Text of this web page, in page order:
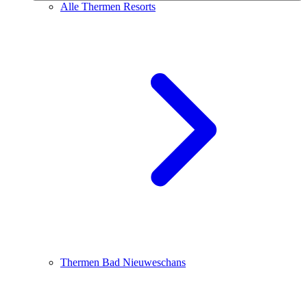
Alle Thermen Resorts
Thermen Bad Nieuweschans